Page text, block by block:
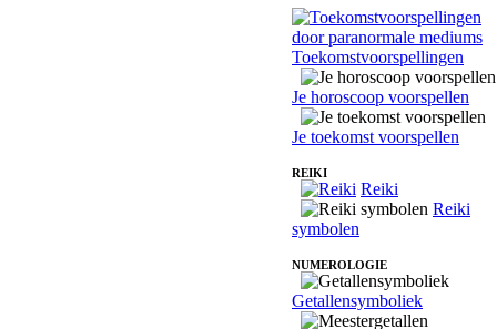
Toekomstvoorspellingen
Je horoscoop voorspellen
Je toekomst voorspellen
REIKI
Reiki
Reiki
symbolen
NUMEROLOGIE
Getallensymboliek